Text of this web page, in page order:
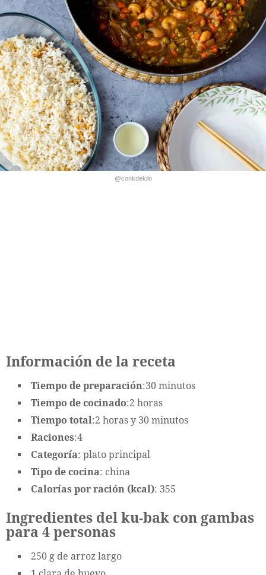
@conkdekilo
Información de la receta
Tiempo de preparación:30 minutos
Tiempo de cocinado:2 horas
Tiempo total:2 horas y 30 minutos
Raciones:4
Categoría: plato principal
Tipo de cocina: china
Calorías por ración (kcal): 355
Ingredientes del ku-bak con gambas
para 4 personas
250 g de arroz largo